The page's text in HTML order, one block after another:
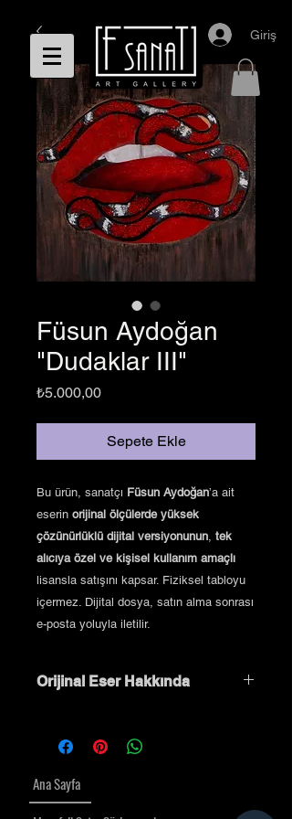
Giriş
Füsun Aydoğan
"Dudaklar III"
₺5.000,00Fiyat
Sepete Ekle
Bu ürün, sanatçı Füsun Aydoğan’a ait
eserin orijinal ölçülerde yüksek
çözünürlüklü dijital versiyonunun tek
alıcıya özel ve kişisel kullanım amaçlı
lisansla satışını kapsar. Fiziksel tabloyu
içermez. Dijital dosya, satın alma sonrası
e-posta yoluyla iletilir.
Orijinal Eser Hakkında
Fiyat bilgisi ve detaylar için bizimle
Ana Sayfa